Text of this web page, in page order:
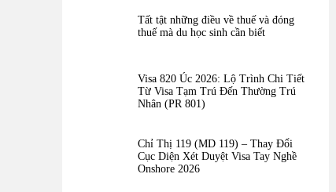
Tất tật những điều về thuế và đóng
thuế mà du học sinh cần biết
Visa 820 Úc 2026: Lộ Trình Chi Tiết
Từ Visa Tạm Trú Đến Thường Trú
Nhân (PR 801)
Chỉ Thị 119 (MD 119) – Thay Đổi
Cục Diện Xét Duyệt Visa Tay Nghề
Onshore 2026